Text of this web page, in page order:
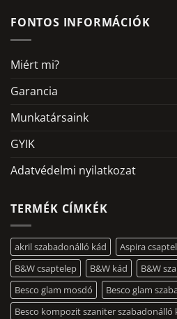
FONTOS INFORMÁCIÓK
Miért mi?
Garancia
Munkatársaink
GYIK
Adatvédelmi nyilatkozat
TERMÉK CÍMKÉK
akril szabadonálló kád Aspira
B&W csaptelep
B&W kád B&W
Besco glam mosdó
Besco glam
Besco kompozit szaniter szabadonálló